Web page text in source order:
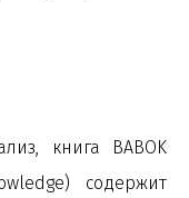
книга BABOK
содержит